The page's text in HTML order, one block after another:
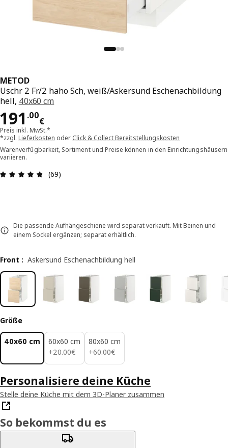
METOD
Uschr 2 Fr/2 haho Sch, weiß/Askersund Eschenachbildung
hell, 40x60 cm
191 .00
€
Preis 191.00€
Preis inkl. MwSt.*
*zzgl.Lieferkosten oder Click & Collect Bereitstellungskosten
Warenverfügbarkeit, Sortiment und Preise können in den Einrichtungshäusern
variieren.
Bewertung: 4.7 von 5 Sterne Alle Bewertungen:
(69)
Die passende Aufhängeschiene wird separat verkauft. Mit Beinen und
einem Sockel ergänzen; separat erhältlich.
Front : Askersund Eschenachbildung hell
Größe
40x60 cm
60x60 cm
+20.00€
20.00€
80x60 cm
+60.00€
60.00€
Personalisiere deine Küche
Stelle deine Küche mit dem 3D-Planer zusammen
So bekommst du es